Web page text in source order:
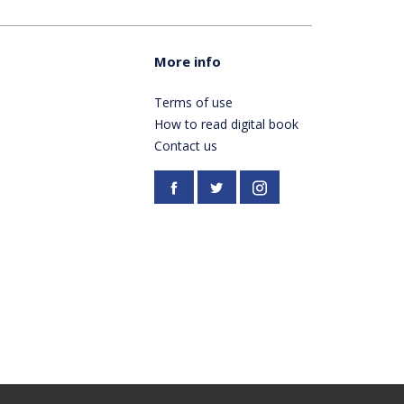
More info
Terms of use
How to read digital book
Contact us
Facebookhttps://twitter.com/
Instagram